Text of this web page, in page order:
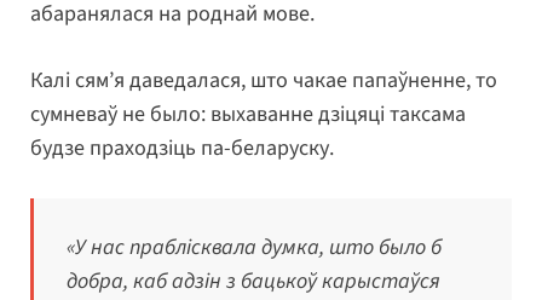
абаранялася на роднай мове.
Калі сям’я даведалася, што чакае папаўненне, то
сумневаў не было: выхаванне дзіцяці таксама
будзе праходзіць па-беларуску.
«У нас праблісквала думка, што было б
добра, каб адзін з бацькоў карыстаўся